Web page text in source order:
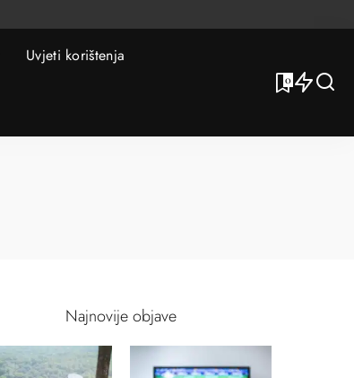
Uvjeti korištenja
0
Najnovije objave